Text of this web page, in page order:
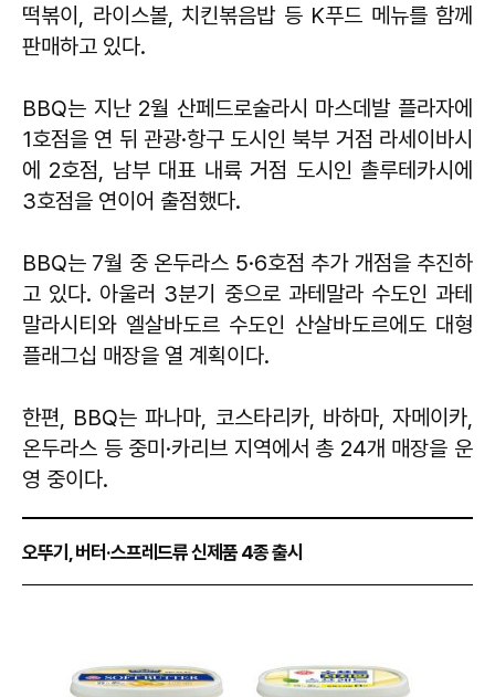
떡볶이, 라이스볼, 치킨볶음밥 등 K푸드 메뉴를 함께
판매하고 있다.
BBQ는 지난 2월 산페드로술라시 마스데발 플라자에
1호점을 연 뒤 관광·항구 도시인 북부 거점 라세이바시
에 2호점, 남부 대표 내륙 거점 도시인 촐루테카시에
3호점을 연이어 출점했다.
BBQ는 7월 중 온두라스 5·6호점 추가 개점을 추진하
고 있다. 아울러 3분기 중으로 과테말라 수도인 과테
말라시티와 엘살바도르 수도인 산살바도르에도 대형
플래그십 매장을 열 계획이다.
한편, BBQ는 파나마, 코스타리카, 바하마, 자메이카,
온두라스 등 중미·카리브 지역에서 총 24개 매장을 운
영 중이다.
오뚜기, 버터·스프레드류 신제품 4종 출시